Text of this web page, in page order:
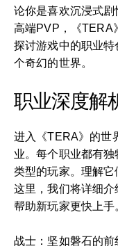
论你是喜欢沉浸式
高端PVP，《TERA
探讨游戏中的职业
个奇幻的世界。
职业深度解
进入《TERA》的世
业。每个职业都有
类型的玩家。理解它
这里，我们将详细介
帮助新玩家更快上手
战士：坚如磐石的